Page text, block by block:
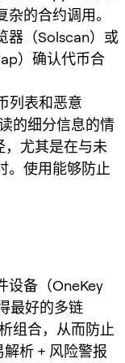
的合约调用。
器（Solscan）或
）确认代币合
列表和恶意
的细分信息的情
尤其是在与未
。使用能够防止
设备（OneKey
最好的多链
组合，从而防止
析 + 风险警报